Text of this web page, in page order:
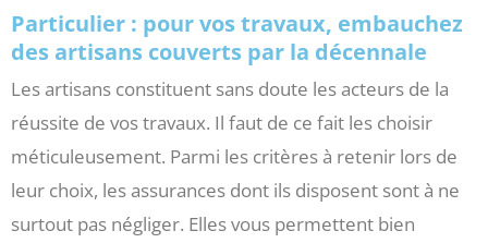
Particulier : pour vos travaux, embauchez
des artisans couverts par la décennale
Les artisans constituent sans doute les acteurs de la
réussite de vos travaux. Il faut de ce fait les choisir
méticuleusement. Parmi les critères à retenir lors de
leur choix, les assurances dont ils disposent sont à ne
surtout pas négliger. Elles vous permettent bien